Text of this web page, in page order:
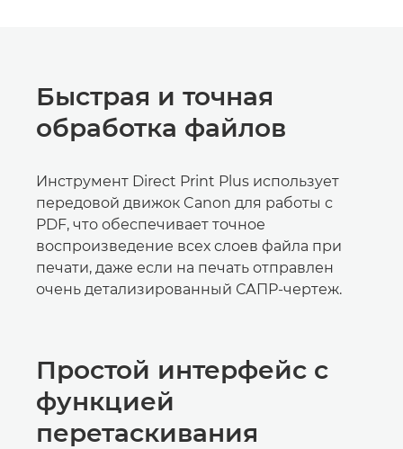
Быстрая и точная
обработка файлов
Инструмент Direct Print Plus использует
передовой движок Canon для работы с
PDF, что обеспечивает точное
воспроизведение всех слоев файла при
печати, даже если на печать отправлен
очень детализированный САПР-чертеж.
Простой интерфейс с
функцией
перетаскивания